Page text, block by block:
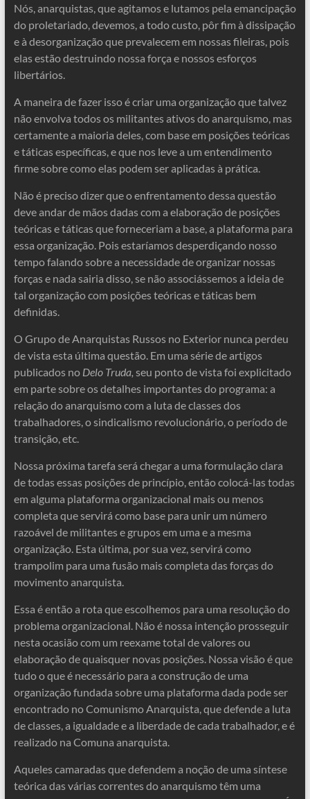
Nós, anarquistas, que agitamos e lutamos pela emancipação
do proletariado, devemos, a todo custo, pôr fim à dissipação
e à desorganização que prevalecem em nossas fileiras, pois
elas estão destruindo nossa força e nossos esforços
libertários.
A maneira de fazer isso é criar uma organização que talvez
não envolva todos os militantes ativos do anarquismo, mas
certamente a maioria deles, com base em posições teóricas
e táticas específicas, e que nos leve a um entendimento
firme sobre como elas podem ser aplicadas à prática.
Não é preciso dizer que o enfrentamento dessa questão
deve andar de mãos dadas com a elaboração de posições
teóricas e táticas que forneceriam a base, a plataforma para
essa organização. Pois estaríamos desperdiçando nosso
tempo falando sobre a necessidade de organizar nossas
forças e nada sairia disso, se não associássemos a ideia de
tal organização com posições teóricas e táticas bem
definidas.
O Grupo de Anarquistas Russos no Exterior nunca perdeu
de vista esta última questão. Em uma série de artigos
publicados no Delo Truda, seu ponto de vista foi explicitado
em parte sobre os detalhes importantes do programa: a
relação do anarquismo com a luta de classes dos
trabalhadores, o sindicalismo revolucionário, o período de
transição, etc.
Nossa próxima tarefa será chegar a uma formulação clara
de todas essas posições de princípio, então colocá-las todas
em alguma plataforma organizacional mais ou menos
completa que servirá como base para unir um número
razoável de militantes e grupos em uma e a mesma
organização. Esta última, por sua vez, servirá como
trampolim para uma fusão mais completa das forças do
movimento anarquista.
Essa é então a rota que escolhemos para uma resolução do
problema organizacional. Não é nossa intenção prosseguir
nesta ocasião com um reexame total de valores ou
elaboração de quaisquer novas posições. Nossa visão é que
tudo o que é necessário para a construção de uma
organização fundada sobre uma plataforma dada pode ser
encontrado no Comunismo Anarquista, que defende a luta
de classes, a igualdade e a liberdade de cada trabalhador, e é
realizado na Comuna anarquista.
Aqueles camaradas que defendem a noção de uma síntese
teórica das várias correntes do anarquismo têm uma